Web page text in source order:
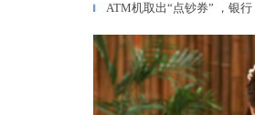
▎ ATM机取出“点钞券” ，银行